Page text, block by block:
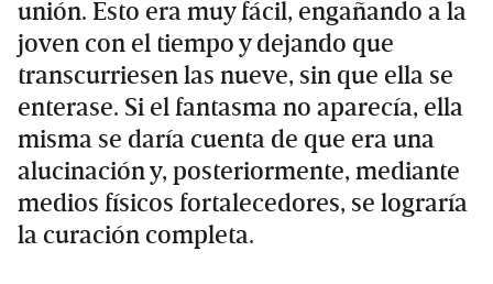
unión. Esto era muy fácil, engañando a la
joven con el tiempo y dejando que
transcurriesen las nueve, sin que ella se
enterase. Si el fantasma no aparecía, ella
misma se daría cuenta de que era una
alucinación y, posteriormente, mediante
medios físicos fortalecedores, se lograría
la curación completa.